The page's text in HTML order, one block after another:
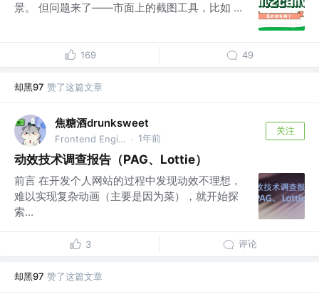
景。 但问题来了——市面上的截图工具，比如 ...
169 49
却黑97 赞了这篇文章
焦糖酒drunksweet
Frontend Engineer in the AI Era · 1年前
关注
动效技术调查报告（PAG、Lottie）
前言 在开发个人网站的过程中发现动效不理想，
难以实现复杂动画（主要是因为菜），就开始探
索...
3 评论
却黑97 赞了这篇文章